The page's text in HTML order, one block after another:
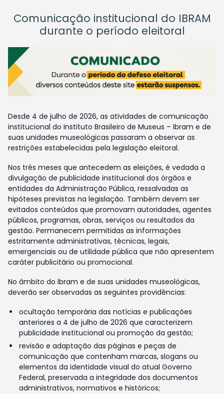
Comunicação institucional do IBRAM
durante o período eleitoral
Desde 4 de julho de 2026, as atividades de comunicação
institucional do Instituto Brasileiro de Museus – Ibram e de
suas unidades museológicas passaram a observar as
restrições estabelecidas pela legislação eleitoral.
Nos três meses que antecedem as eleições, é vedada a
divulgação de publicidade institucional dos órgãos e
entidades da Administração Pública, ressalvadas as
hipóteses previstas na legislação. Também devem ser
evitados conteúdos que promovam autoridades, agentes
públicos, programas, obras, serviços ou resultados da
gestão. Permanecem permitidas as informações
estritamente administrativas, técnicas, legais,
emergenciais ou de utilidade pública que não apresentem
caráter publicitário ou promocional.
No âmbito do Ibram e de suas unidades museológicas,
deverão ser observadas as seguintes providências:
ocultação temporária das notícias e publicações
anteriores a 4 de julho de 2026 que caracterizem
publicidade institucional ou promoção da gestão;
revisão e adaptação das páginas e peças de
comunicação que contenham marcas, slogans ou
elementos da identidade visual do atual Governo
Federal, preservada a integridade dos documentos
administrativos, normativos e históricos;